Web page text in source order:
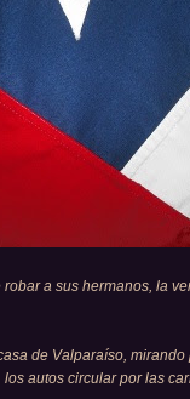
a sus hermanos, la
de Valparaíso, mirando
autos circular por las